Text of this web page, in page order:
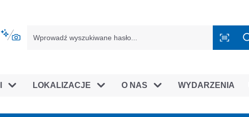
LOKALIZACJE O NAS WYDARZENIA